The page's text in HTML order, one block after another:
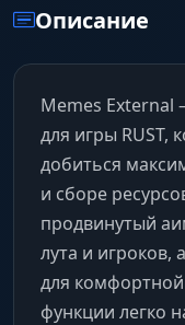
Описание
Memes
для игры RUST,
добиться
и сборе
продвинутый
лута и игроков,
для
функции легко